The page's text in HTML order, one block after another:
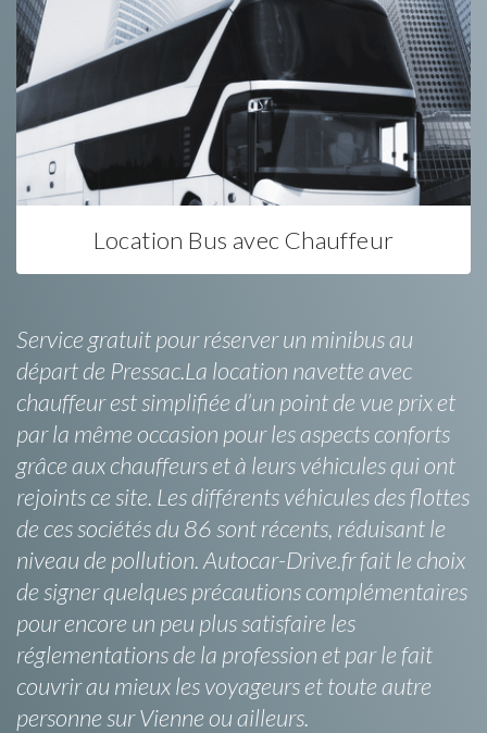
Location Bus avec Chauffeur
Service gratuit pour réserver un minibus au
départ de Pressac.La location navette avec
chauffeur est simplifiée d’un point de vue prix et
par la même occasion pour les aspects conforts
grâce aux chauffeurs et à leurs véhicules qui ont
rejoints ce site. Les différents véhicules des flottes
de ces sociétés du 86 sont récents, réduisant le
niveau de pollution. Autocar-Drive.fr fait le choix
de signer quelques précautions complémentaires
pour encore un peu plus satisfaire les
réglementations de la profession et par le fait
couvrir au mieux les voyageurs et toute autre
personne sur Vienne ou ailleurs.